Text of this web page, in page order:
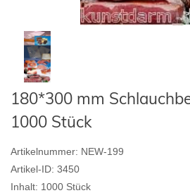
180*300 mm
1000 Stück
Artikelnummer: NEW-199
Artikel-ID: 3450
Inhalt: 1000 Stück